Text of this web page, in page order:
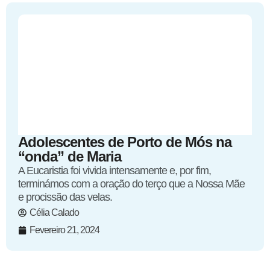
Adolescentes de Porto de Mós na
“onda” de Maria
A Eucaristia foi vivida intensamente e, por fim,
terminámos com a oração do terço que a Nossa Mãe
e procissão das velas.
Célia Calado
Fevereiro 21, 2024